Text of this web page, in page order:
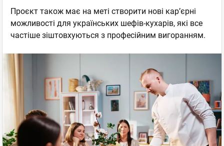
Проєкт також має на меті створити нові кар’єрні
можливості для українських шефів-кухарів, які все
частіше зіштовхуються з професійним вигоранням.